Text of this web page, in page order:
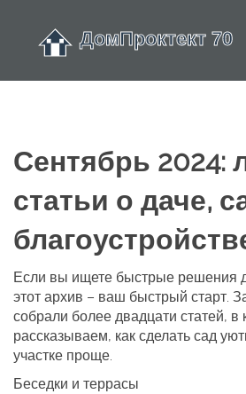
Сентябрь 2024:
статьи о даче,
Если вы ищете быстрые решения
этот архив – ваш быстрый старт.
собрали более двадцати статей, в
рассказываем, как сделать сад
участке проще.
Беседки и террасы